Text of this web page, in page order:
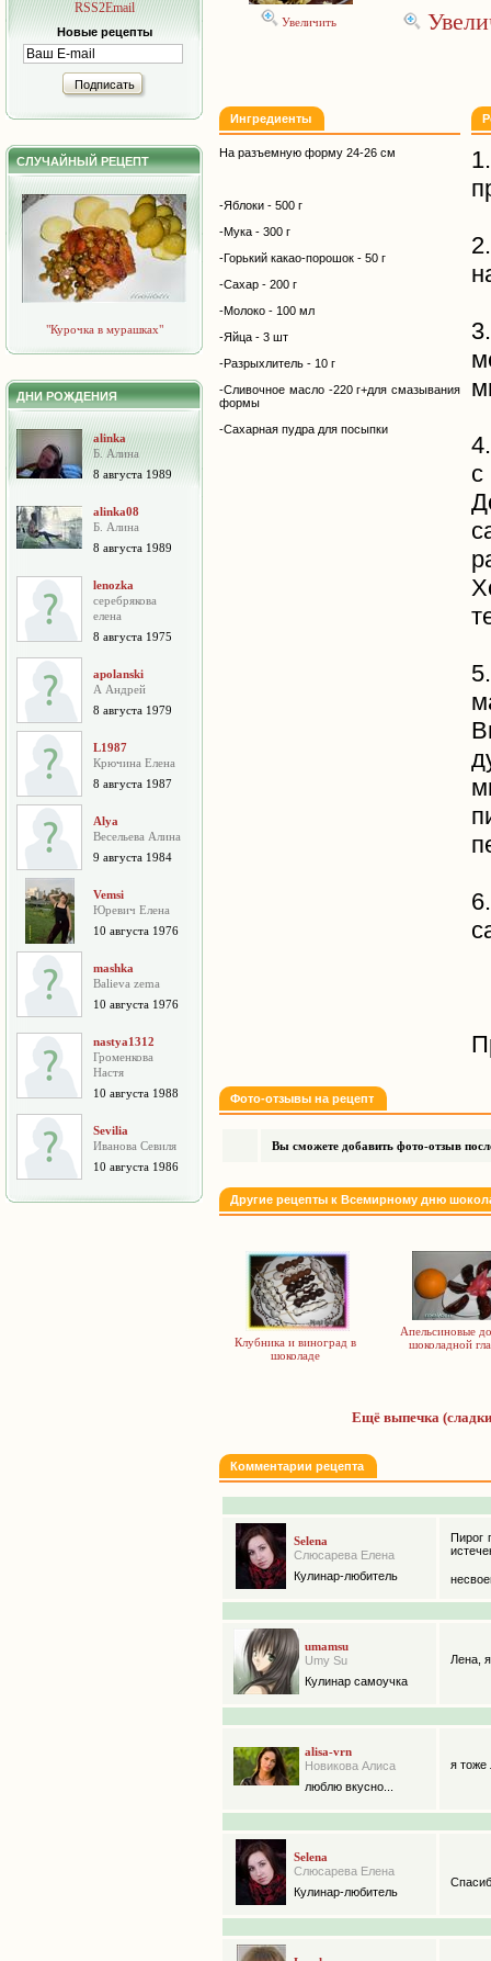
RSS2Email
Новые рецепты
Подписать
СЛУЧАЙНЫЙ РЕЦЕПТ
"Курочка в мурашках"
ДНИ РОЖДЕНИЯ
alinka
Б. Алина
8 августа 1989
alinka08
Б. Алина
8 августа 1989
lenozka
серебрякова
елена
8 августа 1975
apolanski
А Андрей
8 августа 1979
L1987
Крючина Елена
8 августа 1987
Alya
Весельева Алина
9 августа 1984
Vemsi
Юревич Елена
10 августа 1976
mashka
Balieva zema
10 августа 1976
nastya1312
Громенкова
Настя
10 августа 1988
Sevilia
Иванова Севиля
10 августа 1986
Увеличить
Ингредиенты
На разъемную форму 24-26 см
-Яблоки - 500 г
-Мука - 300 г
-Горький какао-порошок - 50 г
-Сахар - 200 г
-Молоко - 100 мл
-Яйца - 3 шт
-Разрыхлитель - 10 г
-Сливочное масло -220 г+для смазывания
формы
-Сахарная пудра для посыпки
с
Фото-отзывы на рецепт
Вы сможете добавить фото-отзыв
Другие рецепты к Всемирному дню
Клубника и виноград в
шоколаде
Апельсиновые
шоколадной
Ещё выпечка
Комментарии рецепта
Selena
Слюсарева Елена
Кулинар-любитель
Пирог
umamsu
Umy Su
Кулинар самоучка
Лена,
alisa-vrn
Новикова Алиса
люблю вкусно...
я
Selena
Слюсарева Елена
Кулинар-любитель